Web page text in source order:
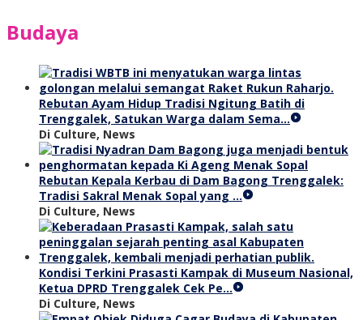
Budaya
Rebutan Ayam Hidup Tradisi Ngitung Batih di
Trenggalek, Satukan Warga dalam Sema…
Di Culture, News
Rebutan Kepala Kerbau di Dam Bagong Trenggalek:
Tradisi Sakral Menak Sopal yang …
Di Culture, News
Kondisi Terkini Prasasti Kampak di Museum Nasional,
Ketua DPRD Trenggalek Cek Pe…
Di Culture, News